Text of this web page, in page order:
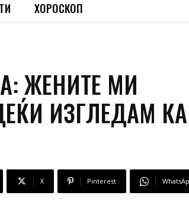
ХОРОСКОП
ЖЕНИТЕ МИ
ИЗГЛЕДАМ
X Pinterest